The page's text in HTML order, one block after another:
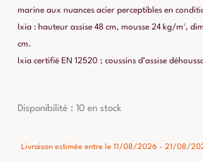
marine aux nuances acier perceptibles en
Ixia : hauteur assise 48 cm, mousse 24 kg/m³,
cm.
Ixia certifié EN 12520 ; coussins d’assise
Disponibilité : 10 en stock
Livraison estimée entre le 11/08/2026 - 21/08/
quantité
Canapé